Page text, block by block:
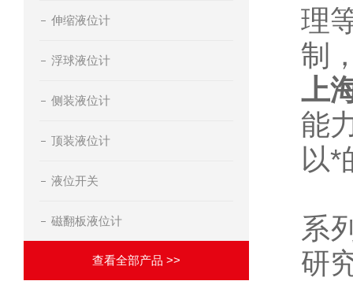
伸缩液位计
浮球液位计
侧装液位计
顶装液位计
液位开关
磁翻板液位计
查看全部产品 >>
理
制
上
能
以
系
研